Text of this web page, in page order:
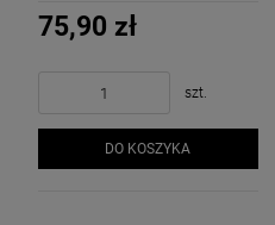
75,90 zł
szt.
DO KOSZYKA